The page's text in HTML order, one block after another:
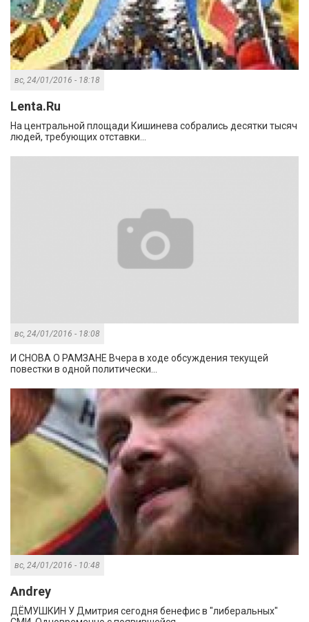
вс, 24/01/2016 - 18:18
Lenta.Ru
На центральной площади Кишинева собрались десятки тысяч
людей, требующих отставки...
вс, 24/01/2016 - 18:08
И СНОВА О РАМЗАНЕ Вчера в ходе обсуждения текущей
повестки в одной политически...
вс, 24/01/2016 - 10:48
Andrey
ДЁМУШКИН У Дмитрия сегодня бенефис в "либеральных"